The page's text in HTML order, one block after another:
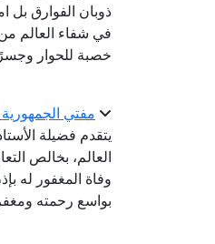
ذوبان الفوارق بل
في شفاء العالم
خصبة للحوار
مفتي
يتقدم فضيلة
العالم، بخالص
وفاة المغفور له
بواسع رحمته